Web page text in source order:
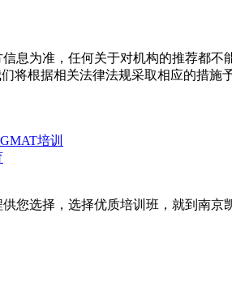
息为准，任何关于对机构的推荐都
根据相关法律法规采取相应的措施
培训
您选择，选择优质培训班，就到南京